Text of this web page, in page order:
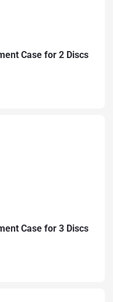
Case for 2 Discs
Case for 3 Discs